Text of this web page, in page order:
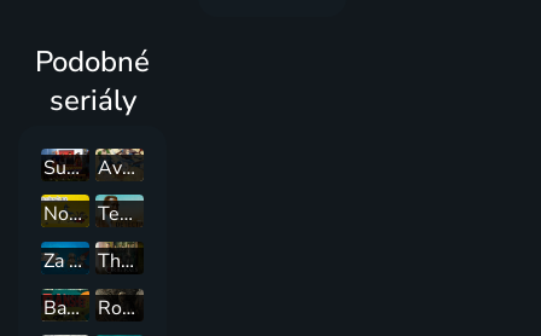
Podobné
seriály
Super Thundermanovi
Avatar: Legenda o Aangovi
Normálka
Temný prípad
Za zdí zahrady
The Originals
Banshee
Rod draka